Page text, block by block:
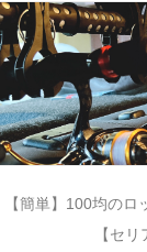
【簡単】100均の
【セ